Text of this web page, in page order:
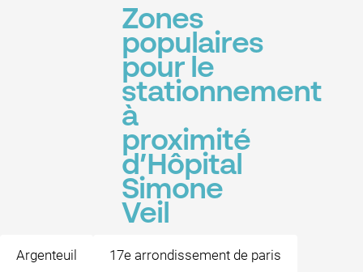
Zones
populaires
pour le
stationnement
à
proximité
d’Hôpital
Simone
Veil
Argenteuil 17e arrondissement de paris